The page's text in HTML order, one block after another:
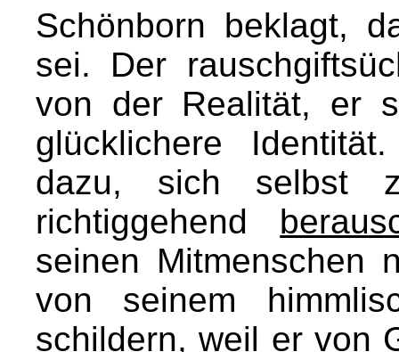
Schönborn beklagt,
sei. Der
von der Realität, er
glücklichere
dazu, sich selbst
richtiggehend
seinen Mitmenschen
von seinem
schildern, weil er von